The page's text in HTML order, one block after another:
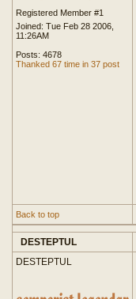
Registered Member #1
Joined: Tue Feb 28 2006,
11:26AM
Posts: 4678
Thanked 67 time in 37 post
Back to top
DESTEPTUL
DESTEPTUL